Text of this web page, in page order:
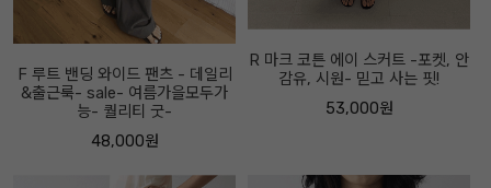
F 루트 밴딩 와이드 팬츠 - 데일리
&출근룩- sale- 여름가을모두가
능- 퀄리티 굿-
48,000원
R 마크 코튼 에이 스커트 -포켓, 안
감유, 시원- 믿고 사는 핏!
53,000원